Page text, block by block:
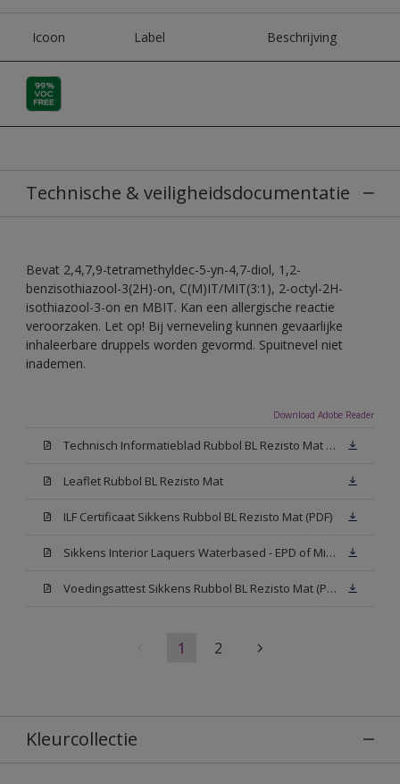
Icoon Label Beschrijving
Technische & veiligheidsdocumentatie
Bevat 2,4,7,9-tetramethyldec-5-yn-4,7-diol, 1,2-
benzisothiazool-3(2H)-on, C(M)IT/MIT(3:1), 2-octyl-2H-
isothiazool-3-on en MBIT. Kan een allergische reactie
veroorzaken. Let op! Bij verneveling kunnen gevaarlijke
inhaleerbare druppels worden gevormd. Spuitnevel niet
inademen.
Download Adobe Reader
Technisch Informatieblad Rubbol BL Rezisto Mat (PDF)
Leaflet Rubbol BL Rezisto Mat
ILF Certificaat Sikkens Rubbol BL Rezisto Mat (PDF)
Sikkens Interior Laquers Waterbased - EPD of Milieuproductverklaring
Voedingsattest Sikkens Rubbol BL Rezisto Mat (PDF)
1 2
Kleurcollectie